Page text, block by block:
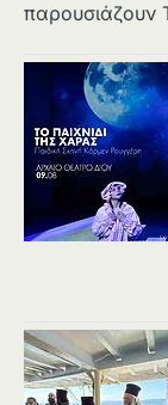
παρουσιάζουν